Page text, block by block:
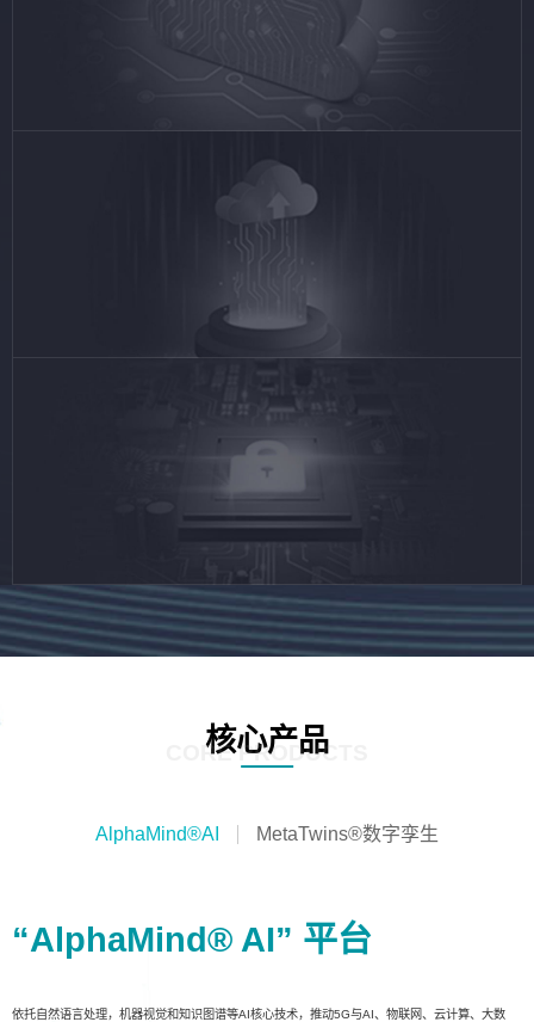
核心产品
CORE PRODUCTS
AlphaMind®AI MetaTwins®数字孪生
“AlphaMind® AI” 平台
依托自然语言处理，机器视觉和知识图谱等AI核心技术，推动5G与AI、物联网、云计算、大数